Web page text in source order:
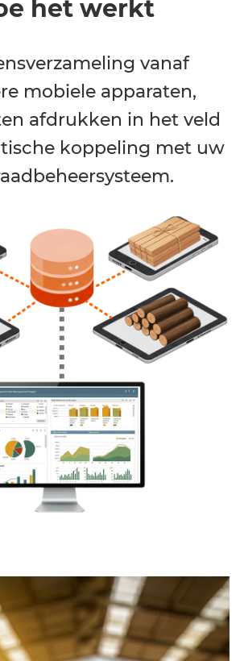
het werkt
mobiele apparaten,
afdrukken in het veld
koppeling met uw